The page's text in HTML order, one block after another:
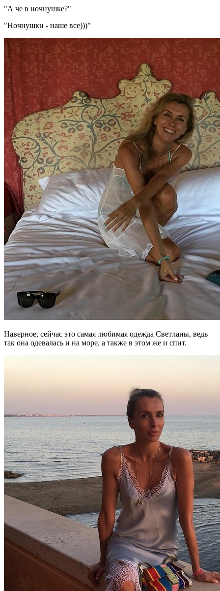
"А че в ночнушке?"
"Ночнушки - наше все)))"
Наверное, сейчас это самая любимая одежда Светланы, ведь
так она одевалась и на море, а также в этом же и спит.